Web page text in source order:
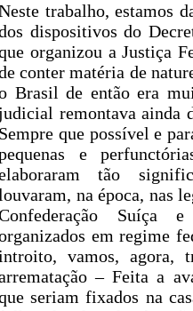
trabalho, estamos
dispositivos do
organizou a Justiça
conter matéria de
Brasil de então era
remontava ainda
Sempre que possível e
e
tão
na época, nas
Suíça
em regime
vamos,
– Feita a
seriam fixados na